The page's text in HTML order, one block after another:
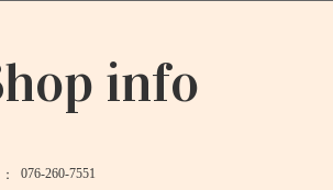
info
076-260-7551